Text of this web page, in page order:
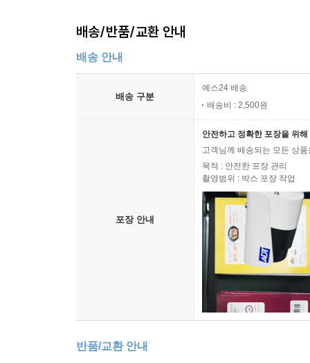
배송/반품/교환 안내
배송 안내
배송 구분
예스24 배송
배송비 : 2,500원
포장 안내
안전하고 정확한 포장을 위
고객님께 배송되는 모든 상
목적 : 안전한 포장 관리
촬영범위 : 박스 포장 작업
반품/교환 안내